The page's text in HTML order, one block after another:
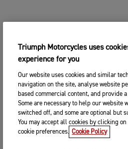
Triumph Motorcycles uses
experience for you
Our website uses cookies and similar
navigation on the site, analyse website
based commercial content, and provide
Some are necessary to help our website
switched off, and some are optional but
You may accept all cookies by clicking
cookie preferences. Cookie Policy